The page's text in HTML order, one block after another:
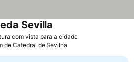
com vista para a cidade
Sevilla
de Catedral de Sevilha